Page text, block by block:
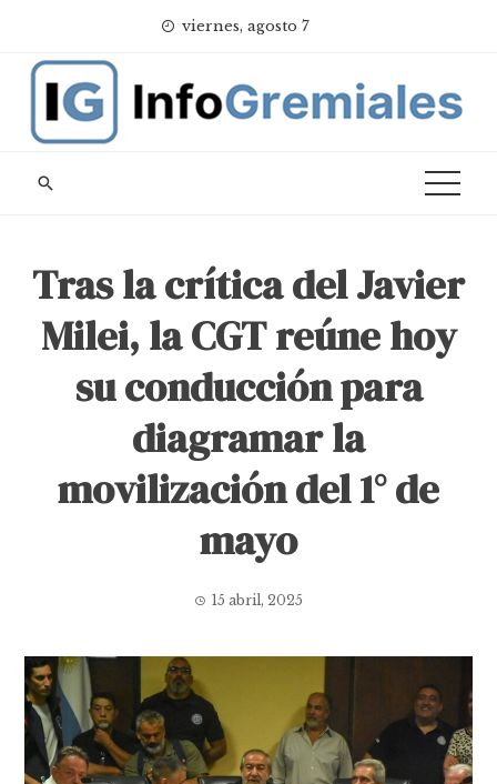
content
viernes, agosto 7
Tras la crítica del Javier
Milei, la CGT reúne hoy
su conducción para
diagramar la
movilización del 1° de
mayo
15 abril, 2025